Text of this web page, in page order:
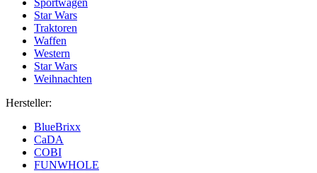
Star Wars
Traktoren
Waffen
Western
Star Wars
Weihnachten
Hersteller:
BlueBrixx
CaDA
COBI
FUNWHOLE